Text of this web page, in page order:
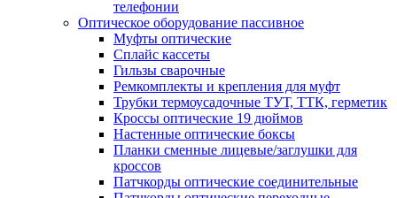
телефонии
Оптическое оборудование пассивное
Муфты оптические
Сплайс кассеты
Гильзы сварочные
Ремкомплекты и крепления для муфт
Трубки термоусадочные ТУТ, ТТК, герметик
Кроссы оптические 19 дюймов
Настенные оптические боксы
Планки сменные лицевые/заглушки для
кроссов
Патчкорды оптические соединительные